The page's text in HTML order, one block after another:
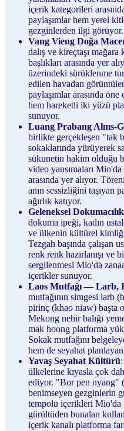
içerik kategorileri
paylaşımlar hem yerel
gezginlerden ilgi görüyor.
Vang Vieng Doğa
dalış ve kireçtaşı
başlıkları arasında yer
üzerindeki sürüklenme
edilen havadan
paylaşımlar arasında
hem hareketli iki yüzü
sunuyor.
Luang Prabang Alms-
birlikte gerçekleşen "tak
sokaklarında yürüyerek
sükunetin hakim olduğu
video yansımaları
arasında yer alıyor.
anın sessizliğini taşıyan
ağırlık katıyor.
Geleneksel Dokumacılık
dokuma ipeği, kadın
ve ülkenin kültürel
Tezgah başında çalışan
renk renk hazırlanışı ve
sergilenmesi Mio'da
içerikler sunuyor.
Laos Mutfağı — Larb,
mutfağının simgesi larb
pirinç (khao niaw) başta
Mekong nehir balığı
mak hoong platforma
Sokak mutfağını
hem de seyahat
Yavaş Seyahat Kültürü
ülkelerine kıyasla çok
ediyor. "Bor pen nyang"
benimseyen gezginlerin
tempolu içerikleri Mio'da
gürültüden bunalan
içerik kanalı platforma